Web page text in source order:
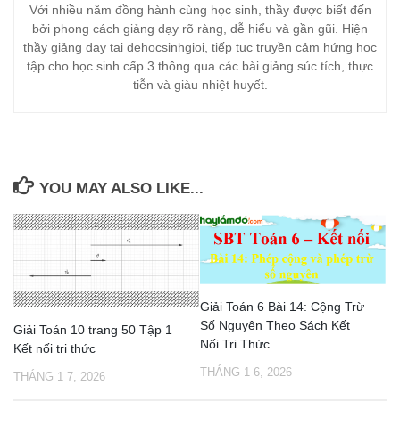
Với nhiều năm đồng hành cùng học sinh, thầy được biết đến
bởi phong cách giảng dạy rõ ràng, dễ hiểu và gần gũi. Hiện
thầy giảng dạy tại dehocsinhgioi, tiếp tục truyền cảm hứng học
tập cho học sinh cấp 3 thông qua các bài giảng súc tích, thực
tiễn và giàu nhiệt huyết.
YOU MAY ALSO LIKE...
Giải Toán 10 trang 50 Tập 1
Kết nối tri thức
THÁNG 1 7, 2026
Giải Toán 6 Bài 14: Cộng Trừ
Số Nguyên Theo Sách Kết
Nối Tri Thức
THÁNG 1 6, 2026